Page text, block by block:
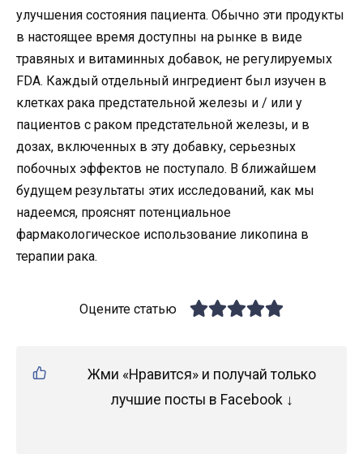
улучшения состояния пациента. Обычно эти продукты
в настоящее время доступны на рынке в виде
травяных и витаминных добавок, не регулируемых
FDA. Каждый отдельный ингредиент был изучен в
клетках рака предстательной железы и / или у
пациентов с раком предстательной железы, и в
дозах, включенных в эту добавку, серьезных
побочных эффектов не поступало. В ближайшем
будущем результаты этих исследований, как мы
надеемся, прояснят потенциальное
фармакологическое использование ликопина в
терапии рака.
Оцените статью
Жми «Нравится» и получай только
лучшие посты в Facebook ↓